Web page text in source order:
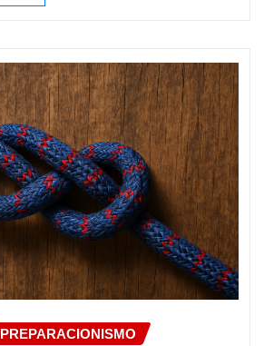
PREPARACIONISMO